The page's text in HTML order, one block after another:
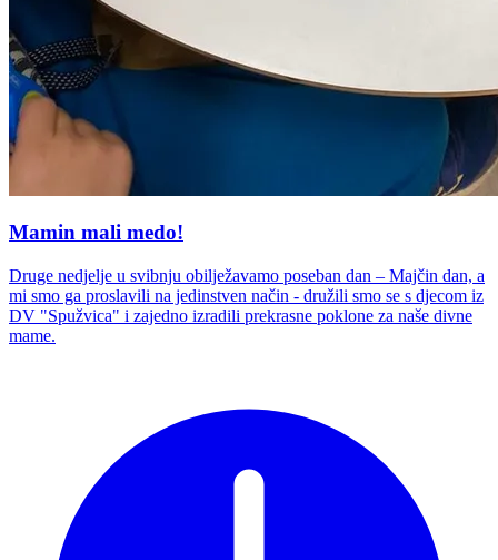
Mamin mali medo!
Druge nedjelje u svibnju obilježavamo poseban dan – Majčin dan, a
mi smo ga proslavili na jedinstven način - družili smo se s djecom iz
DV "Spužvica" i zajedno izradili prekrasne poklone za naše divne
mame.